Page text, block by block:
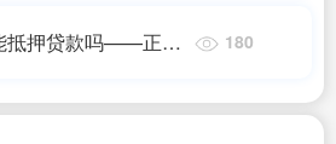
抵押贷款吗——正规
180